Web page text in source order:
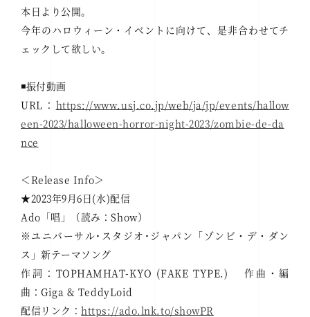
本日より公開。
今年のハロウィーン・イベントに向けて、是非合わせてチ
ェックして欲しい。
◾️振付動画
URL： https://www.usj.co.jp/web/ja/jp/events/hallow
een-2023/halloween-horror-night-2023/zombie-de-da
nce
＜Release Info＞
★2023年9月6日(水)配信
Ado「唱」（読み：Show）
※ユニバーサル･スタジオ･ジャパン「ゾンビ・デ・ダン
ス」新テーマソング
作詞：TOPHAMHAT-KYO (FAKE TYPE.) 作曲・編
曲：Giga & TeddyLoid
配信リンク：https://ado.lnk.to/showPR